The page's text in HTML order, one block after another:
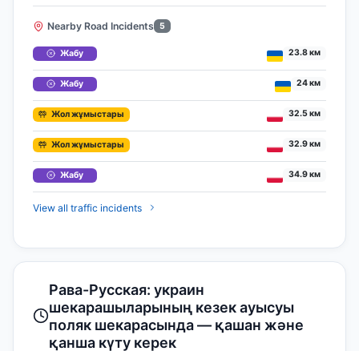
Nearby Road Incidents 5
Жабу 23.8 км
Жабу 24 км
Жол жұмыстары 32.5 км
Жол жұмыстары 32.9 км
Жабу 34.9 км
View all traffic incidents
Рава-Русская: украин
шекарашыларының кезек ауысуы
поляк шекарасында — қашан және
қанша күту керек